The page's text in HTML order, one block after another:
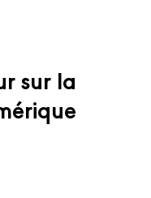
sur la